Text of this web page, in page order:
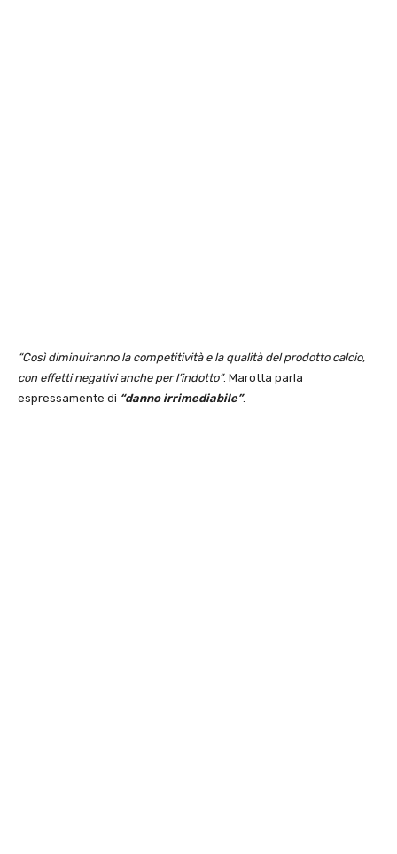
“Così diminuiranno la competitività e la qualità del prodotto calcio,
con effetti negativi anche per l’indotto”. Marotta parla
espressamente di “danno irrimediabile”.